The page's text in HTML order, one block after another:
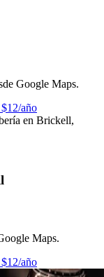
Google Maps.
año
Maps.
año